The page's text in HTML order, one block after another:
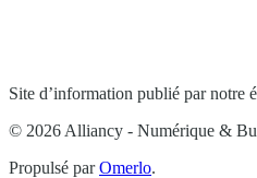
Site d’information publié par notre
© 2026 Alliancy - Numérique &
Propulsé parOmerlo.